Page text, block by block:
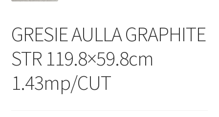
Plata si Livrare
Politică de confidențialitate
Politica de cookie
GRESIE AULLA GRAPHITE
STR 119.8×59.8cm
1.43mp/CUT